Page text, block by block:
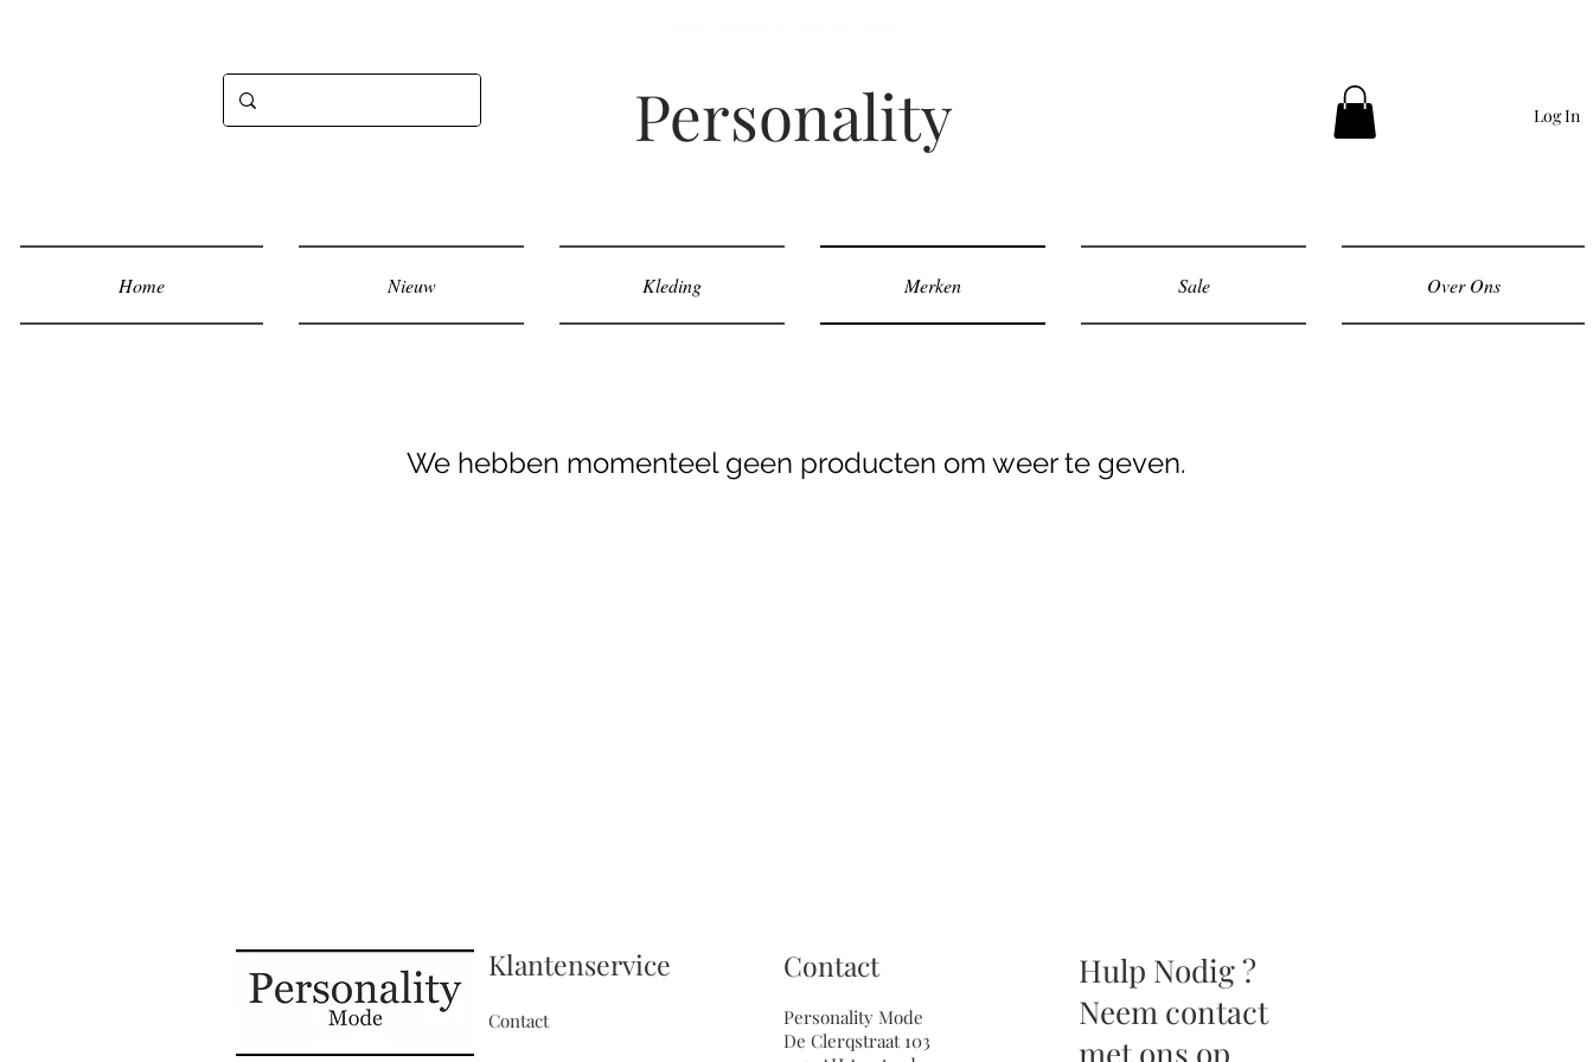
Personality Log In
Home Nieuw Kleding Merken Sale Over Ons
We hebben momenteel geen producten om weer te geven.
Klantenservice
Contact
Contact
Personality Mode
De Clerqstraat 103
Hulp Nodig ?
Neem contact
met ons op